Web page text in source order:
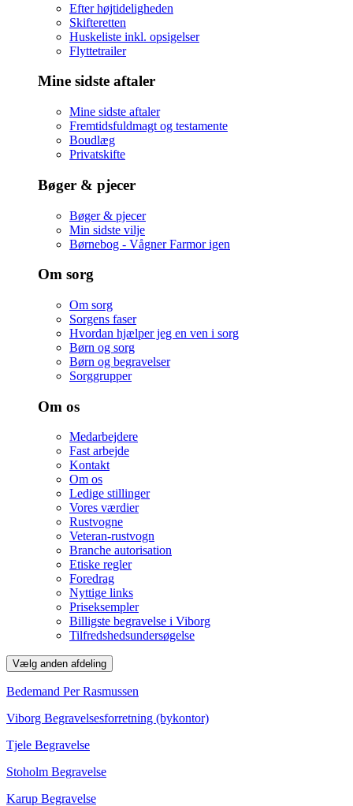
Efter højtideligheden
Skifteretten
Huskeliste inkl. opsigelser
Flyttetrailer
Mine sidste aftaler
Mine sidste aftaler
Fremtidsfuldmagt og testamente
Boudlæg
Privatskifte
Bøger & pjecer
Bøger & pjecer
Min sidste vilje
Børnebog - Vågner Farmor igen
Om sorg
Om sorg
Sorgens faser
Hvordan hjælper jeg en ven i sorg
Børn og sorg
Børn og begravelser
Sorggrupper
Om os
Medarbejdere
Fast arbejde
Kontakt
Om os
Ledige stillinger
Vores værdier
Rustvogne
Veteran-rustvogn
Branche autorisation
Etiske regler
Foredrag
Nyttige links
Priseksempler
Billigste begravelse i Viborg
Tilfredshedsundersøgelse
Vælg anden afdeling
Bedemand Per Rasmussen
Viborg Begravelsesforretning (bykontor)
Tjele Begravelse
Stoholm Begravelse
Karup Begravelse